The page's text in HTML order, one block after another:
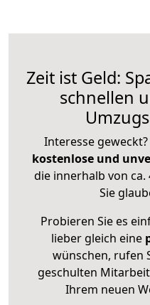
Zeit ist Geld:
schnellen
Interesse geweckt?
kostenlose und
die innerhalb von
Sie
Probieren Sie es
lieber gleich eine
wünschen, rufen
geschulten
Ihrem neuen